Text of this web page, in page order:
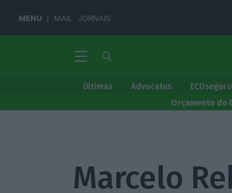
MENU MAIL JORNAIS
Últimas Advocatus
Orçamento do
Marcelo